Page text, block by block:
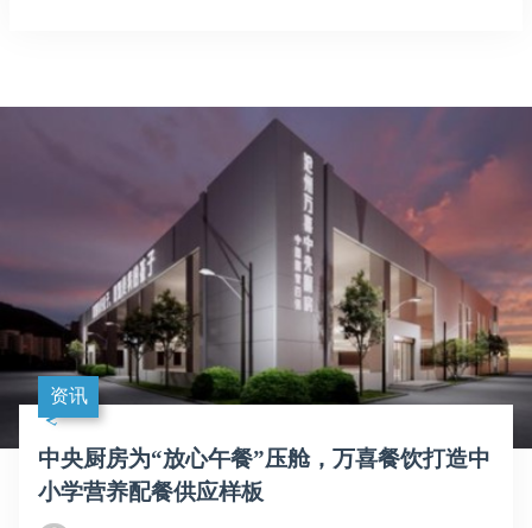
资讯
中央厨房为“放心午餐”压舱，万喜餐饮打造中
小学营养配餐供应样板